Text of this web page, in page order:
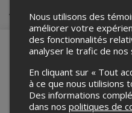
Achat de billets
Merci de confirmer
Nous utilisons des
améliorer votre
des fonctionnalités
analyser le trafic de nos
En cliquant sur « Tout
à ce que nous utilisions
Des informations
dans nos politiques de